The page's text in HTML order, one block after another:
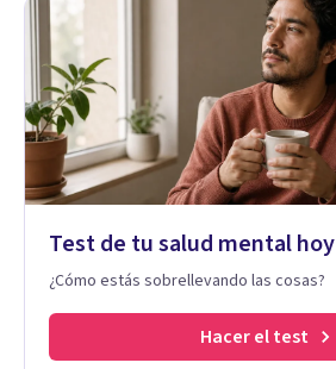
Test de tu salud mental hoy
¿Cómo estás sobrellevando las cosas?
Hacer el test